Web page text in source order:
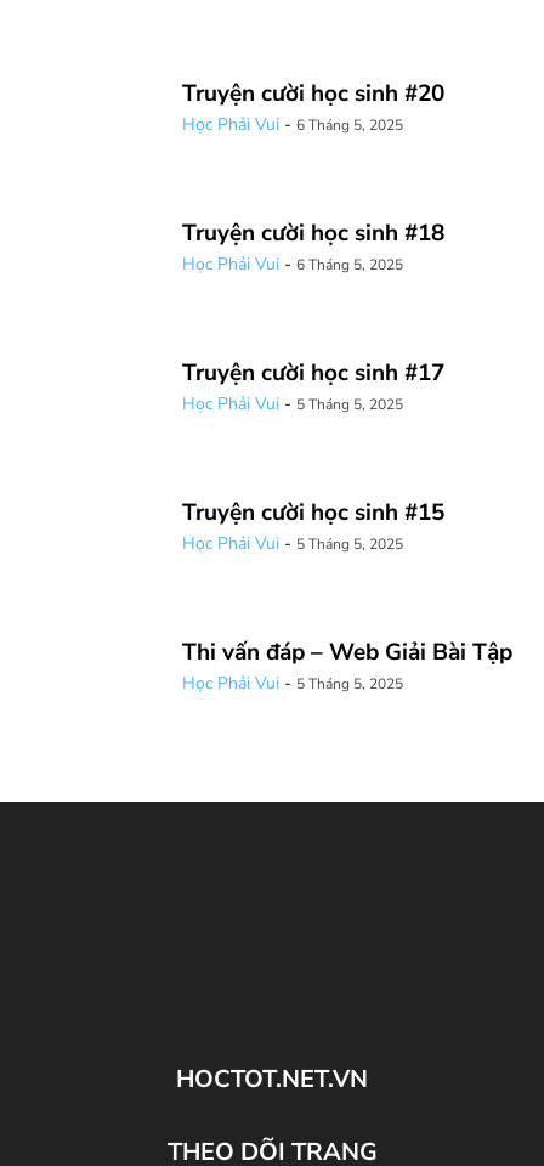
Truyện cười học sinh #20
Học Phải Vui - 6 Tháng 5, 2025
Truyện cười học sinh #18
Học Phải Vui - 6 Tháng 5, 2025
Truyện cười học sinh #17
Học Phải Vui - 5 Tháng 5, 2025
Truyện cười học sinh #15
Học Phải Vui - 5 Tháng 5, 2025
Thi vấn đáp – Web Giải Bài Tập
Học Phải Vui - 5 Tháng 5, 2025
HOCTOT.NET.VN
THEO DÕI TRANG